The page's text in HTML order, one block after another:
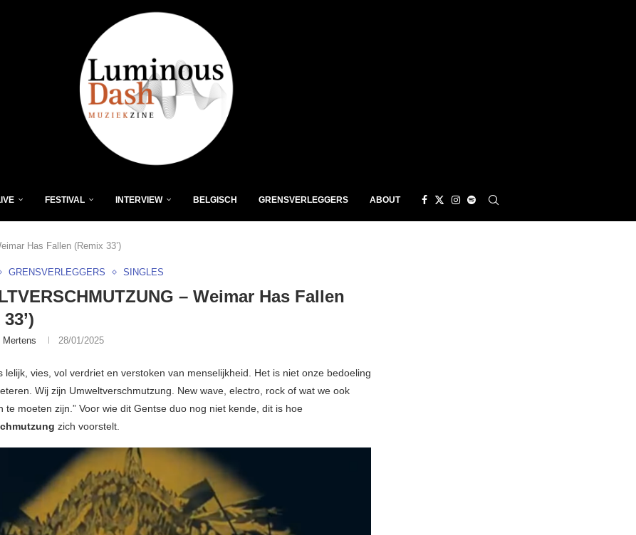
FESTIVAL INTERVIEW BELGISCH GRENSVERLEGGERS ABOUT
Has Fallen (Remix 33’)
GRENSVERLEGGERS SINGLES
– Weimar Has Fallen
Mertens 28/01/2025
lelijk, vies, vol verdriet en verstoken van menselijkheid. Het is niet onze bedoeling
Wij zijn Umweltverschmutzung. New wave, electro, rock of wat we ook
te moeten zijn.” Voor wie dit Gentse duo nog niet kende, dit is hoe
zich voorstelt.